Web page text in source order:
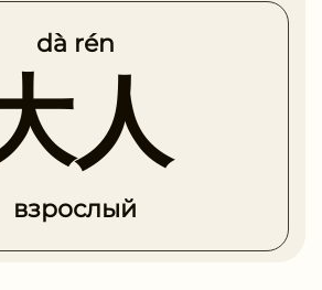
dà rén
人
взрослый